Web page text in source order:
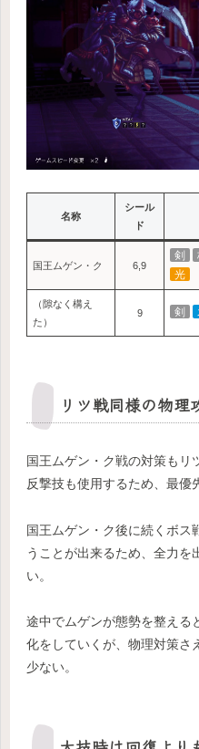
名称
シール
ド
国王ムゲン・ク 6,9
剣
光
（隙なく構え
た）
9 剣
リツ戦同様の物理
国王ムゲン・ク戦の対策もリ
反撃技も使用するため、最優
国王ムゲン・ク後に続くボス
うことが出来るため、全力を
い。
途中でムゲンが態勢を整える
化をしていくが、物理対策さ
少ない。